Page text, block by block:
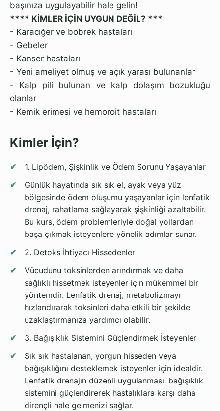
başınıza uygulayabilir hale gelin!
**** KİMLER İÇİN UYGUN DEĞİL? ***
- Karaciğer ve böbrek hastaları
- Gebeler
- Kanser hastaları
- Yeni ameliyet olmuş ve açık yarası bulunanlar
- Kalp pili bulunan ve kalp dolaşım bozukluğu
olanlar
- Kemik erimesi ve hemoroit hastaları
Kimler İçin?
1. Lipödem, Şişkinlik ve Ödem Sorunu Yaşayanlar
Günlük hayatında sık sık el, ayak veya yüz
bölgesinde ödem oluşumu yaşayanlar için lenfatik
drenaj, rahatlama sağlayarak şişkinliği azaltabilir.
Bu kurs, ödem problemleriyle doğal yollardan
başa çıkmak isteyenlere yönelik adımlar sunar.
2. Detoks İhtiyacı Hissedenler
Vücudunu toksinlerden arındırmak ve daha
sağlıklı hissetmek isteyenler için mükemmel bir
yöntemdir. Lenfatik drenaj, metabolizmayı
hızlandırarak toksinleri daha etkili bir şekilde
uzaklaştırmanıza yardımcı olabilir.
3. Bağışıklık Sistemini Güçlendirmek İsteyenler
Sık sık hastalanan, yorgun hisseden veya
bağışıklığını desteklemek isteyenler için idealdir.
Lenfatik drenajın düzenli uygulanması, bağışıklık
sistemini güçlendirerek hastalıklara karşı daha
dirençli hale gelmenizi sağlar.